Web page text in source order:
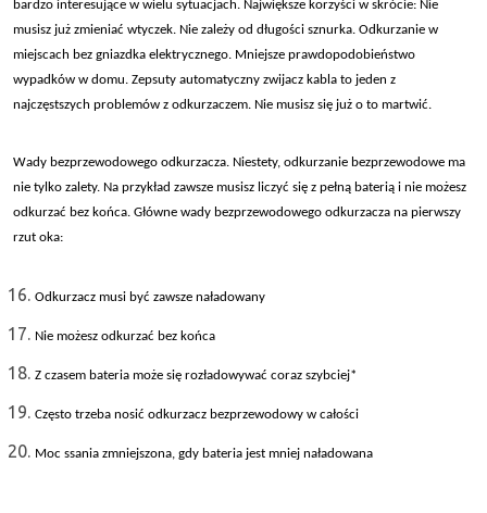
bardzo interesujące w wielu sytuacjach. Największe korzyści w skrócie: Nie
musisz już zmieniać wtyczek. Nie zależy od długości sznurka. Odkurzanie w
miejscach bez gniazdka elektrycznego. Mniejsze prawdopodobieństwo
wypadków w domu. Zepsuty automatyczny zwijacz kabla to jeden z
najczęstszych problemów z odkurzaczem. Nie musisz się już o to martwić.
Wady bezprzewodowego odkurzacza. Niestety, odkurzanie bezprzewodowe ma
nie tylko zalety. Na przykład zawsze musisz liczyć się z pełną baterią i nie możesz
odkurzać bez końca. Główne wady bezprzewodowego odkurzacza na pierwszy
rzut oka:
Odkurzacz musi być zawsze naładowany
Nie możesz odkurzać bez końca
Z czasem bateria może się rozładowywać coraz szybciej*
Często trzeba nosić odkurzacz bezprzewodowy w całości
Moc ssania zmniejszona, gdy bateria jest mniej naładowana